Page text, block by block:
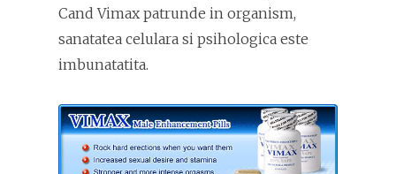
Cand Vimax patrunde in organism,
sanatatea celulara si psihologica este
imbunatatita.